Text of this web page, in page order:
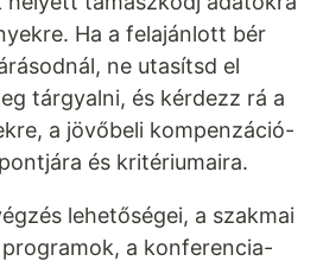
Ha a felajánlott bér
ne utasítsd el
tárgyalni, és kérdezz rá a
a jövőbeli kompenzáció-
és kritériumaira.
lehetőségei, a szakmai
a konferencia-